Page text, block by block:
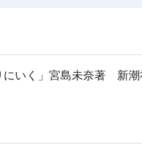
にいく」宮島未奈著 新